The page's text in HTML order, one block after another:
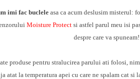
imi fac buclele asa ca acum deslusim misterul:
Moisture Protect si astfel parul meu isi
despre care va spuneam!
produse pentru stralucirea parului ati folosi,
atat la temperatura apei cu care ne spalam cat si